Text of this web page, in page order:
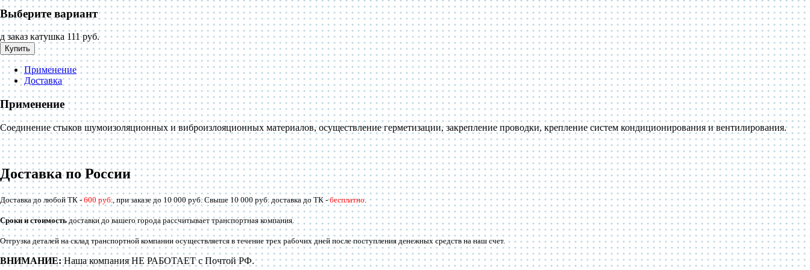
Выберите вариант
заказкатушка 111 руб.
Купить
Применение
Доставка
Применение
Соединение стыков шумоизоляционных и виброизлояционных материалов, осуществление герметизации, закрепление проводки, крепление систем кондиционирования и вентилирования.
Доставка по России
Доставка до любой ТК -600 руб., при заказе до 10 000 руб. Свыше 10 000 руб. доставка до ТК -бесплатно.
Сроки и стоимостьдоставки до вашего города рассчитывает транспортная компания.
Отгрузка деталей на склад транспортной компании осуществляется в течение трех рабочих дней после поступления денежных средств на наш счет.
ВНИМАНИЕ:Наша компания НЕ РАБОТАЕТ с Почтой РФ.